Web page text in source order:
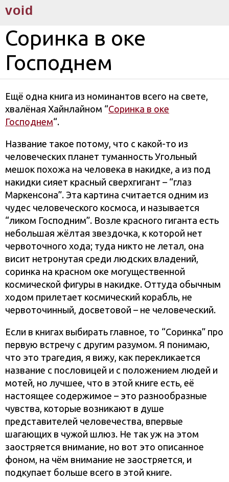
void
Соринка в оке
Господнем
Ещё одна книга из номинантов всего на свете,
хвалёная Хайнлайном “Соринка в оке
Господнем“.
Название такое потому, что с какой-то из
человеческих планет туманность Угольный
мешок похожа на человека в накидке, а из под
накидки сияет красный сверхгигант – “глаз
Маркенсона”. Эта картина считается одним из
чудес человеческого космоса, и называется
“ликом Господним”. Возле красного гиганта есть
небольшая жёлтая звездочка, к которой нет
червоточного хода; туда никто не летал, она
висит нетронутая среди людских владений,
соринка на красном оке могущественной
космической фигуры в накидке. Оттуда обычным
ходом прилетает космический корабль, не
червоточинный, досветовой – не человеческий.
Если в книгах выбирать главное, то “Соринка” про
первую встречу с другим разумом. Я понимаю,
что это трагедия, я вижу, как перекликается
название с пословицей и с положением людей и
мотей, но лучшее, что в этой книге есть, её
настоящее содержимое – это разнообразные
чувства, которые возникают в душе
представителей человечества, впервые
шагающих в чужой шлюз. Не так уж на этом
заостряется внимание, но вот это описанное
фоном, на чём внимание не заостряется, и
подкупает больше всего в этой книге.